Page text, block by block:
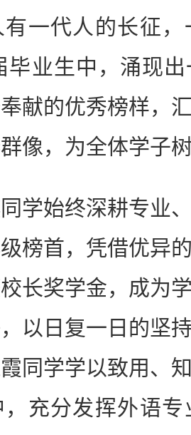
代人的长征，
毕业生中，涌现
献的优秀榜样，
像，为全体学子
始终深耕专业、
榜首，凭借优异
长奖学金，成为
以日复一日的坚
同学学以致用、
充分发挥外语